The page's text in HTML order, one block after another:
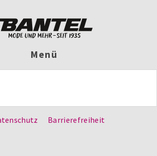
Menü
Barrierefreiheit